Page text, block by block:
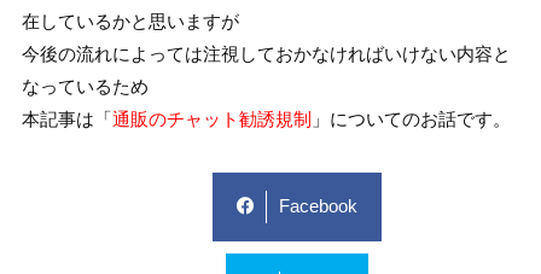
在しているかと思いますが
今後の流れによっては注視しておかなければいけない内容と
なっているため
本記事は 「通販のチャット勧誘規制 」についてのお話です。
Facebook